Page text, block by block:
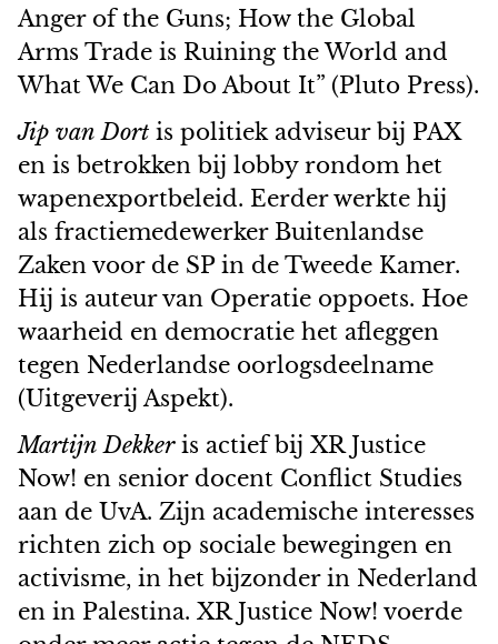
Anger of the Guns; How the Global
Arms Trade is Ruining the World and
What We Can Do About It” (Pluto Press).
Jip van Dort is politiek adviseur bij PAX
en is betrokken bij lobby rondom het
wapenexportbeleid. Eerder werkte hij
als fractiemedewerker Buitenlandse
Zaken voor de SP in de Tweede Kamer.
Hij is auteur van Operatie oppoets. Hoe
waarheid en democratie het afleggen
tegen Nederlandse oorlogsdeelname
(Uitgeverij Aspekt).
Martijn Dekkeris actief bij XR Justice
Now! en senior docent Conflict Studies
aan de UvA. Zijn academische interesses
richten zich op sociale bewegingen en
activisme, in het bijzonder in Nederland
en in Palestina. XR Justice Now! voerde